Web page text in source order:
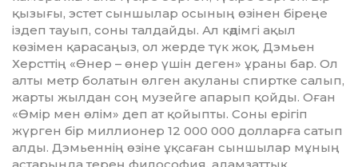
қызығы, эс­тет сыншылар осының өзінен бі­реңе
іздеп тауып, соны талдайды. Ал кәдімгі ақыл
көзімен қара­саңыз, ол жерде түк жоқ. Дэмьен
Херсттің «Өнер – өнер үшін деген» ұраны бар. Ол
алты метр болатын өлген аку­ланы спиртке салып,
жарты жыл­дан соң музейге апарып қойды. Оған
«Өмір мен өлім» деп ат қойып­ты. Соны ерігіп
жүрген бір мил­лионер 12 000 000 долларға са­тып
алды. Дэмьеннің өзіне ұқса­ған сыншылар мұның